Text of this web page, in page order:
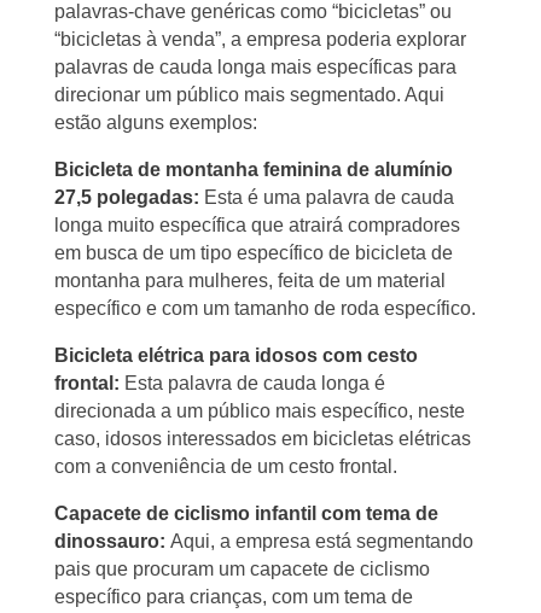
palavras-chave genéricas como “bicicletas” ou
“bicicletas à venda”, a empresa poderia explorar
palavras de cauda longa mais específicas para
direcionar um público mais segmentado. Aqui
estão alguns exemplos:
Bicicleta de montanha feminina de alumínio
27,5 polegadas: Esta é uma palavra de cauda
longa muito específica que atrairá compradores
em busca de um tipo específico de bicicleta de
montanha para mulheres, feita de um material
específico e com um tamanho de roda específico.
Bicicleta elétrica para idosos com cesto
frontal: Esta palavra de cauda longa é
direcionada a um público mais específico, neste
caso, idosos interessados em bicicletas elétricas
com a conveniência de um cesto frontal.
Capacete de ciclismo infantil com tema de
dinossauro: Aqui, a empresa está segmentando
pais que procuram um capacete de ciclismo
específico para crianças, com um tema de